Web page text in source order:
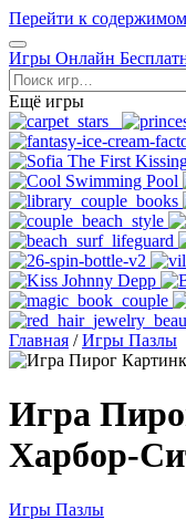
Перейти к
Открыть
меню
Игры Онлайн
Поиск
Ещё игры
Главная / Игры Пазлы
Игра
Харбор-
Игры Пазлы